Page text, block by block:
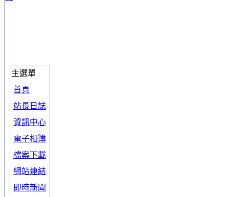
主選單
首頁
站長日誌
資訊中心
電子相簿
檔案下載
網站連結
即時新聞